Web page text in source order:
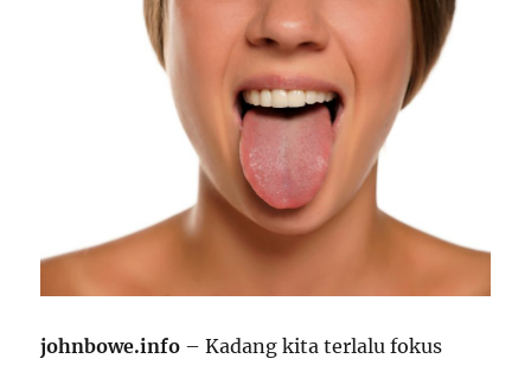
johnbowe.info – Kadang kita terlalu fokus